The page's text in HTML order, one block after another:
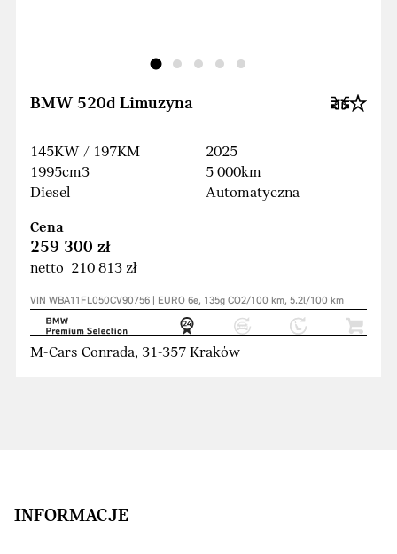
BMW 520d Limuzyna
145KW / 197KM
1995cm3
Diesel
2025
5 000km
Automatyczna
Cena
259 300 zł
netto 210 813 zł
VIN WBA11FL050CV90756 | EURO 6e, 135g CO2/100 km, 5.2l/100 km
M-Cars Conrada, 31-357 Kraków
INFORMACJE